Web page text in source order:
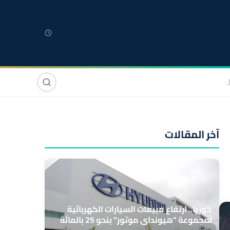
صوت وصورة
آخر المقالات
كوريا.. ارتفاع مبيعات السيارات الكهربائية
لمجموعة "هيونداي موتور" بنحو 25 بالمائة